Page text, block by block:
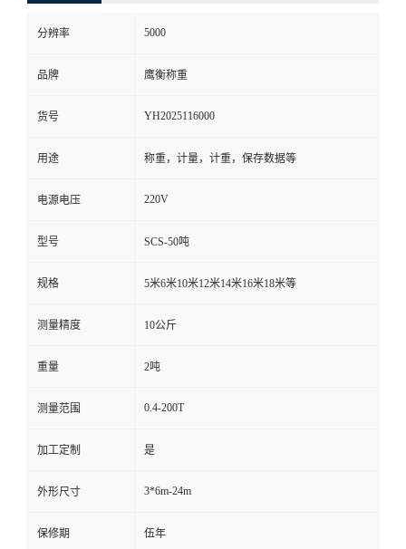
分辨率 5000
品牌 鹰衡称重
货号 YH2025116000
用途 称重，计量，计重，保存数据等
电源电压 220V
型号 SCS-50吨
规格 5米6米10米12米14米16米18米等
测量精度 10公斤
重量 2吨
测量范围 0.4-200T
加工定制 是
外形尺寸 3*6m-24m
保修期 伍年